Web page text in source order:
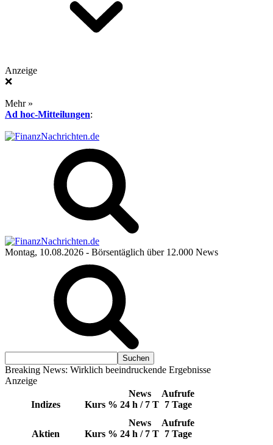
Anzeige
❌
Mehr »
Ad hoc-Mitteilungen:
Montag, 10.08.2026 - Börsentäglich über 12.000 News
Breaking News: Wirklich beeindruckende Ergebnisse
Anzeige
Indizes Kurs %
News
24 h / 7 T
Aufrufe
7 Tage
Aktien Kurs %
News
24 h / 7 T
Aufrufe
7 Tage